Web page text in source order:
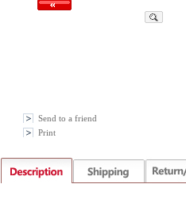
Send to a friend
Print